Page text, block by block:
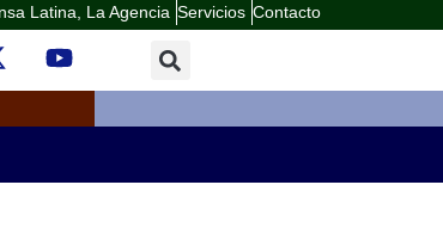
Latina, La Agencia Servicios Contacto